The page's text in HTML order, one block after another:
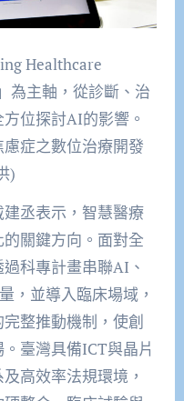
Healthcare
主軸，從診斷、治
位探討AI的影響。
症之數位治療開發
)
丞表示，智慧醫療
關鍵方向。面對全
科專計畫串聯AI、
，並導入臨床場域，
整推動機制，使創
臺灣具備ICT與晶片
高效率法規環境，